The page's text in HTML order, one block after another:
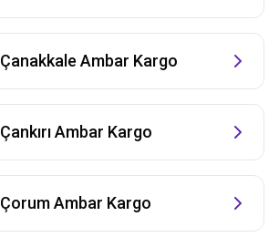
Çanakkale Ambar Kargo
ÇankırıAmbar Kargo
ÇorumAmbar Kargo